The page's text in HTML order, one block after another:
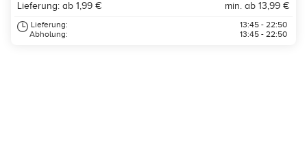
Lieferung: ab 1,99 €
min. ab 13,99 €
Lieferung:
Abholung:
13:45 - 22:50
13:45 - 22:50